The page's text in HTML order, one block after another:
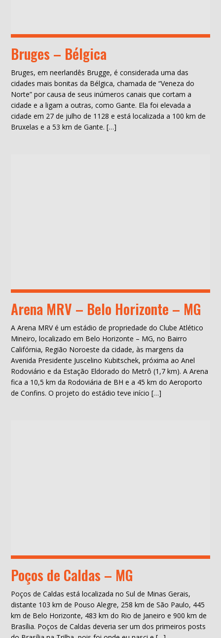
Bruges – Bélgica
Bruges, em neerlandês Brugge, é considerada uma das
cidades mais bonitas da Bélgica, chamada de “Veneza do
Norte” por causa de seus inúmeros canais que cortam a
cidade e a ligam a outras, como Gante. Ela foi elevada a
cidade em 27 de julho de 1128 e está localizada a 100 km de
Bruxelas e a 53 km de Gante. […]
Arena MRV – Belo Horizonte – MG
A Arena MRV é um estádio de propriedade do Clube Atlético
Mineiro, localizado em Belo Horizonte – MG, no Bairro
Califórnia, Região Noroeste da cidade, às margens da
Avenida Presidente Juscelino Kubitschek, próxima ao Anel
Rodoviário e da Estação Eldorado do Metrô (1,7 km). A Arena
fica a 10,5 km da Rodoviária de BH e a 45 km do Aeroporto
de Confins. O projeto do estádio teve início […]
Poços de Caldas – MG
Poços de Caldas está localizada no Sul de Minas Gerais,
distante 103 km de Pouso Alegre, 258 km de São Paulo, 445
km de Belo Horizonte, 483 km do Rio de Janeiro e 900 km de
Brasília. Poços de Caldas deveria ser um dos primeiros posts